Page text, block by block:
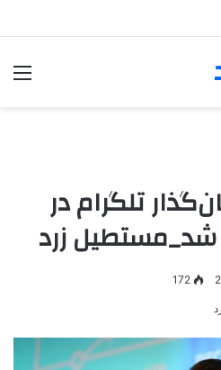
تلگرام در
زرد
172